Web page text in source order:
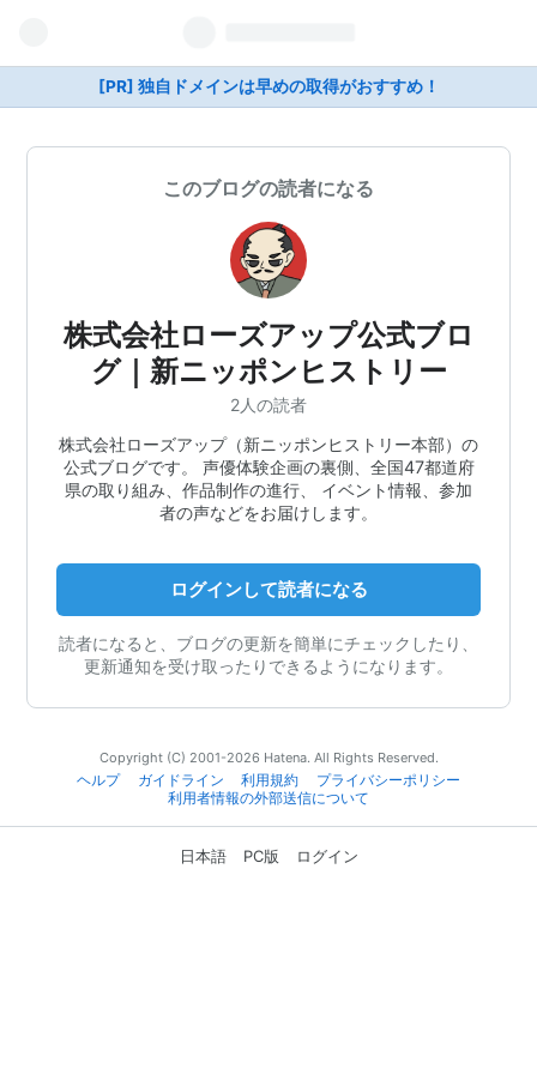
[PR] 独自ドメインは早めの取得がおすすめ！
このブログの読者になる
株式会社ローズアップ公式ブロ
グ｜新ニッポンヒストリー
2人の読者
株式会社ローズアップ（新ニッポンヒストリー本部）の
公式ブログです。 声優体験企画の裏側、全国47都道府
県の取り組み、作品制作の進行、 イベント情報、参加
者の声などをお届けします。
ログインして読者になる
読者になると、ブログの更新を簡単にチェックしたり、
更新通知を受け取ったりできるようになります。
Copyright (C) 2001-2026 Hatena. All Rights Reserved.
ヘルプ
ガイドライン 利用規約
プライバシーポリシー
利用者情報の外部送信について
日本語 PC版 ログイン